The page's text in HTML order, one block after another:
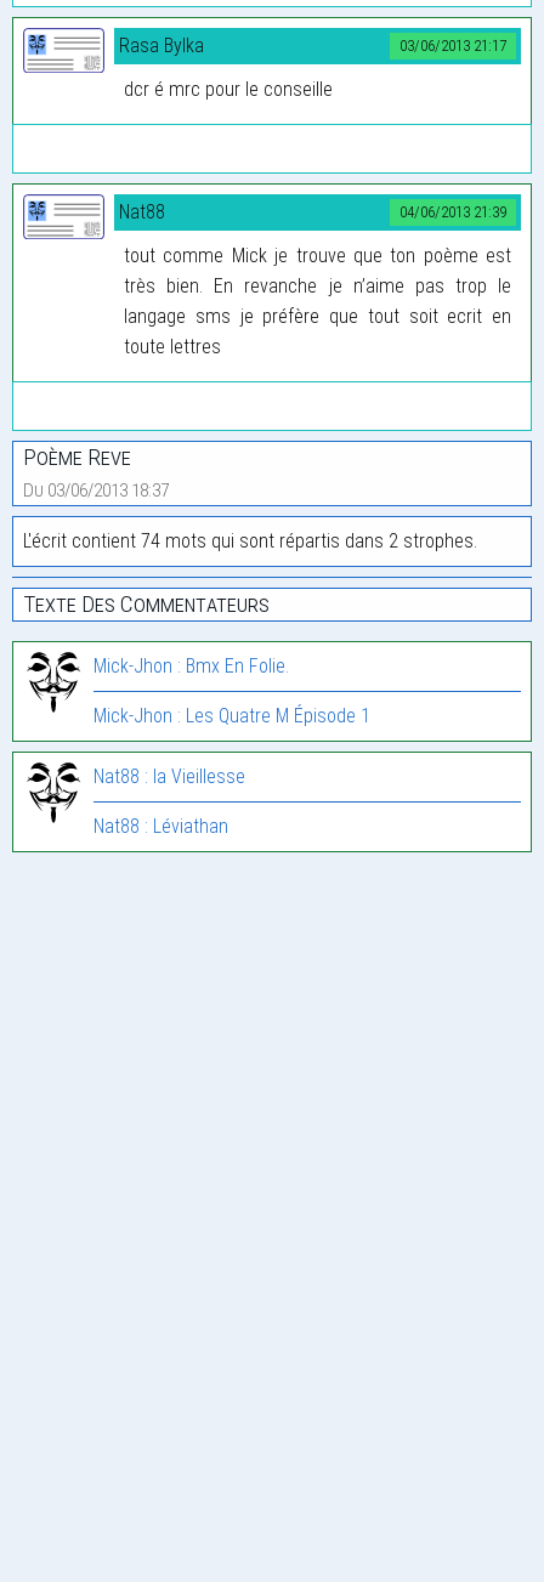
03/06/2013 21:17
Rasa Bylka
dcr é mrc pour le conseille
04/06/2013 21:39
Nat88
tout comme Mick je trouve que ton poème est
très bien. En revanche je n’aime pas trop le
langage sms je préfère que tout soit ecrit en
toute lettres
Poème Reve
Du 03/06/2013 18:37
L'écrit contient 74 mots qui sont répartis dans 2 strophes.
Texte Des Commentateurs
Mick-Jhon : Bmx En Folie.
Mick-Jhon : Les Quatre M Épisode 1
Nat88 : la Vieillesse
Nat88 : Léviathan